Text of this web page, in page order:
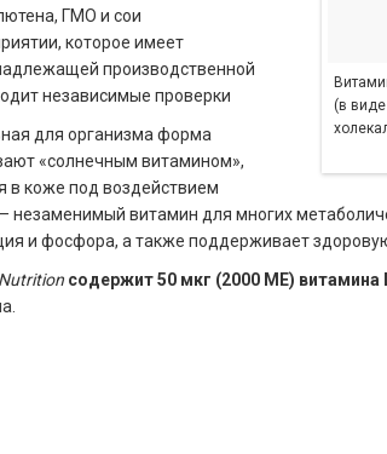
(в
ГМО и сои
которое имеет
производственной
независимые проверки
для организма форма
«солнечным витамином»,
в коже под воздействием
незаменимый витамин для многих
и фосфора, а также поддерживает
содержит 50 мкг (2000 МЕ) витамина